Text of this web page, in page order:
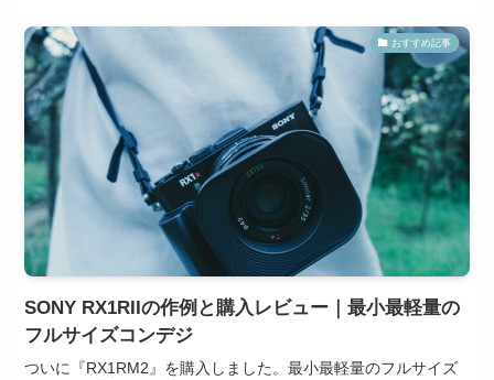
おすすめ記事
SONY RX1RIIの作例と購入レビュー｜最小最軽量の
フルサイズコンデジ
ついに『RX1RM2』を購入しました。最小最軽量のフルサイズ